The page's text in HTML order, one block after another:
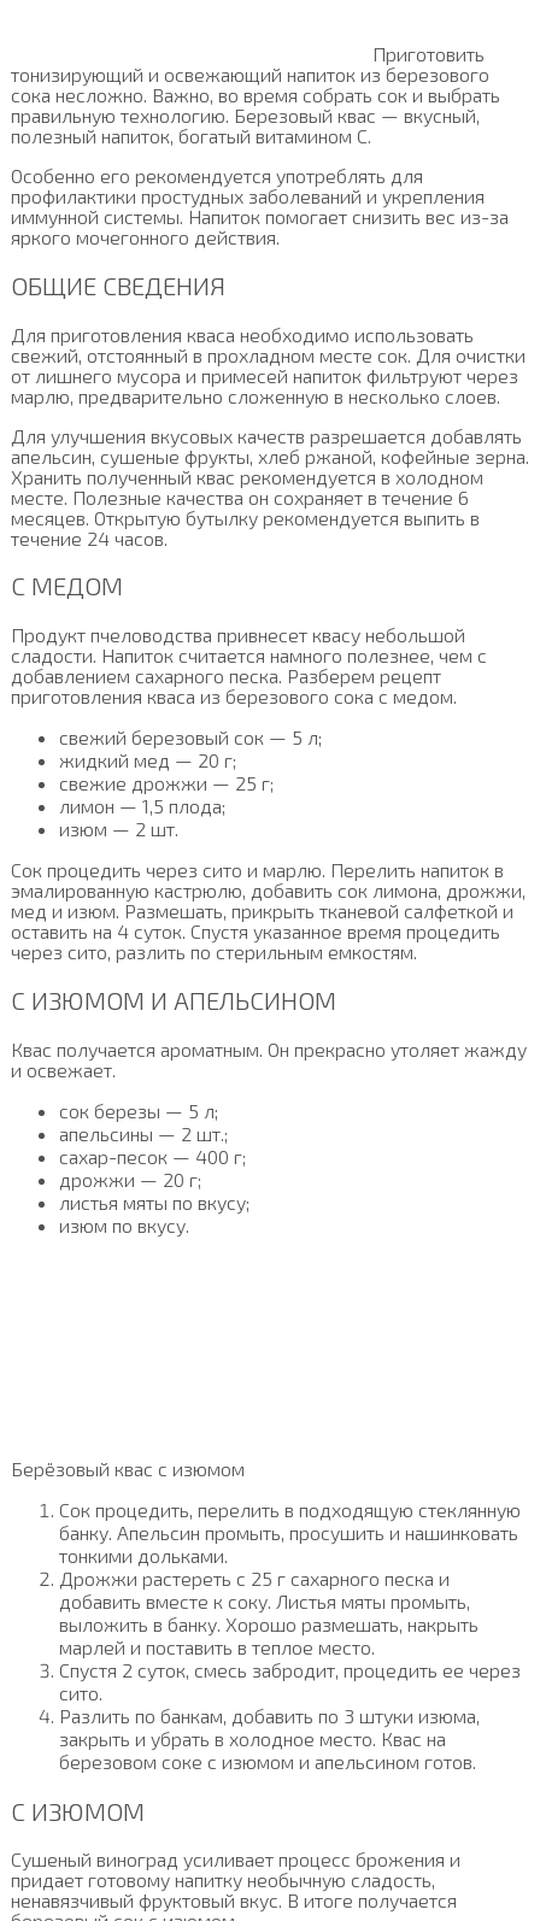
Приготовить
тонизирующий и освежающий напиток из березового
сока несложно. Важно, во время собрать сок и выбрать
правильную технологию. Березовый квас — вкусный,
полезный напиток, богатый витамином С.
Особенно его рекомендуется употреблять для
профилактики простудных заболеваний и укрепления
иммунной системы. Напиток помогает снизить вес из-за
яркого мочегонного действия.
ОБЩИЕ СВЕДЕНИЯ
Для приготовления кваса необходимо использовать
свежий, отстоянный в прохладном месте сок. Для очистки
от лишнего мусора и примесей напиток фильтруют через
марлю, предварительно сложенную в несколько слоев.
Для улучшения вкусовых качеств разрешается добавлять
апельсин, сушеные фрукты, хлеб ржаной, кофейные зерна.
Хранить полученный квас рекомендуется в холодном
месте. Полезные качества он сохраняет в течение 6
месяцев. Открытую бутылку рекомендуется выпить в
течение 24 часов.
С МЕДОМ
Продукт пчеловодства привнесет квасу небольшой
сладости. Напиток считается намного полезнее, чем с
добавлением сахарного песка. Разберем рецепт
приготовления кваса из березового сока с медом.
свежий березовый сок — 5 л;
жидкий мед — 20 г;
свежие дрожжи — 25 г;
лимон — 1,5 плода;
изюм — 2 шт.
Сок процедить через сито и марлю. Перелить напиток в
эмалированную кастрюлю, добавить сок лимона, дрожжи,
мед и изюм. Размешать, прикрыть тканевой салфеткой и
оставить на 4 суток. Спустя указанное время процедить
через сито, разлить по стерильным емкостям.
С ИЗЮМОМ И АПЕЛЬСИНОМ
Квас получается ароматным. Он прекрасно утоляет жажду
и освежает.
сок березы — 5 л;
апельсины — 2 шт.;
сахар-песок — 400 г;
дрожжи — 20 г;
листья мяты по вкусу;
изюм по вкусу.
Берёзовый квас с изюмом
Сок процедить, перелить в подходящую стеклянную
банку. Апельсин промыть, просушить и нашинковать
тонкими дольками.
Дрожжи растереть с 25 г сахарного песка и
добавить вместе к соку. Листья мяты промыть,
выложить в банку. Хорошо размешать, накрыть
марлей и поставить в теплое место.
Спустя 2 суток, смесь забродит, процедить ее через
сито.
Разлить по банкам, добавить по 3 штуки изюма,
закрыть и убрать в холодное место. Квас на
березовом соке с изюмом и апельсином готов.
С ИЗЮМОМ
Сушеный виноград усиливает процесс брожения и
придает готовому напитку необычную сладость,
ненавязчивый фруктовый вкус. В итоге получается